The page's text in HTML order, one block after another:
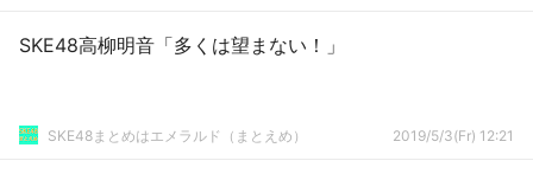
SKE48高柳明音「多くは望まない！」
SKE48まとめはエメラルド（まとえめ） 2019/5/3(Fr) 12:21